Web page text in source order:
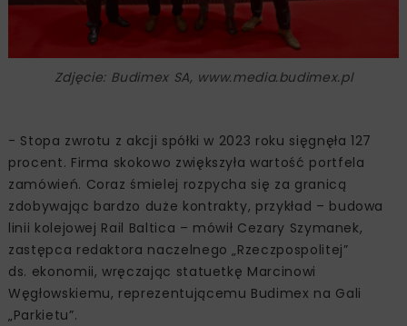
Zdjęcie: Budimex SA, www.media.budimex.pl
- Stopa zwrotu z akcji spółki w 2023 roku sięgnęła 127
procent. Firma skokowo zwiększyła wartość portfela
zamówień. Coraz śmielej rozpycha się za granicą
zdobywając bardzo duże kontrakty, przykład – budowa
linii kolejowej Rail Baltica – mówił Cezary Szymanek,
zastępca redaktora naczelnego „Rzeczpospolitej”
ds. ekonomii, wręczając statuetkę Marcinowi
Węgłowskiemu, reprezentującemu Budimex na Gali
„Parkietu”.